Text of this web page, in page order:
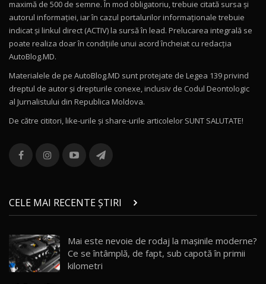
Mercedes-AMG E 53 HYBRID 4MATIC+ / Test
Drive AutoBlog.MD
16:27
11
Noul Volvo ES90 / Test Drive AutoBlog.MD
12
Noul MG HS / Test Drive AutoBlog.MD
16:48
13
combină aventura cu luxul / AutoBlog.MD
36:08
chinez care face lumea să se întoarcă după el
/ AutoBlog.MD
17:27
15 14:37
maximă de 500 de semne. În mod obligatoriu, trebuie citată sursa și
autorul informației, iar în cazul portalurilor informaționale trebuie
indicat și linkul direct (ACTIV) la sursă în lead. Prelucarea integrală se
poate realiza doar în condițiile unui acord încheiat cu redacţia
AutoBlog.MD.
Materialele de pe AutoBlog.MD sunt protejate de Legea 139 privind
dreptul de autor și drepturile conexe, inclusiv de Codul Deontologic
al Jurnalistului din Republica Moldova.
De către cititori, like-urile şi share-urile articolelor SUNT SALUTATE!
CELE MAI RECENTE ȘTIRI
Mai este nevoie de rodaj la mașinile moderne?
Ce se întâmplă, de fapt, sub capotă în primii
kilometri